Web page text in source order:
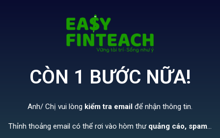
CÒN 1 BƯỚC NỮA!
Anh/ Chị vui lòng kiểm tra email để nhận thông tin.
Thỉnh thoảng email có thể rơi vào hòm thư quảng cáo, spam...